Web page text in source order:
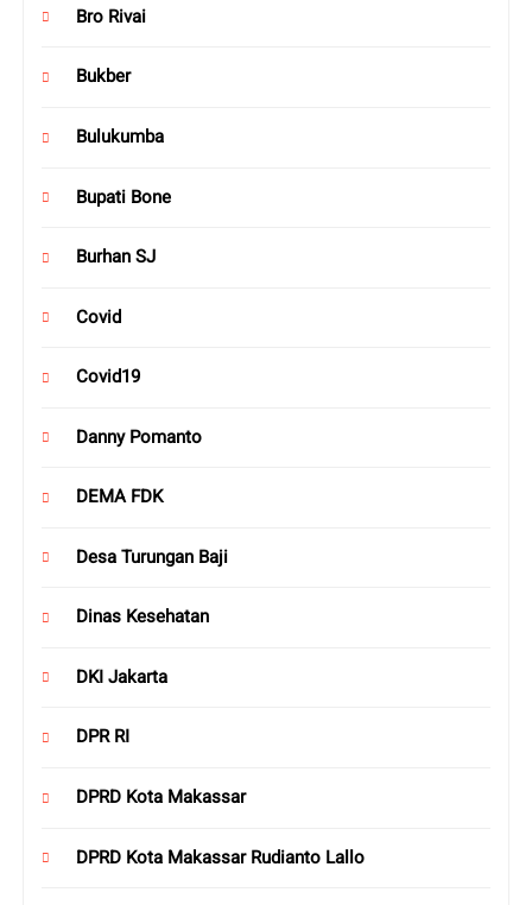
Bro Rivai
Bukber
Bulukumba
Bupati Bone
Burhan SJ
Covid
Covid19
Danny Pomanto
DEMA FDK
Desa Turungan Baji
Dinas Kesehatan
DKI Jakarta
DPR RI
DPRD Kota Makassar
DPRD Kota Makassar Rudianto Lallo